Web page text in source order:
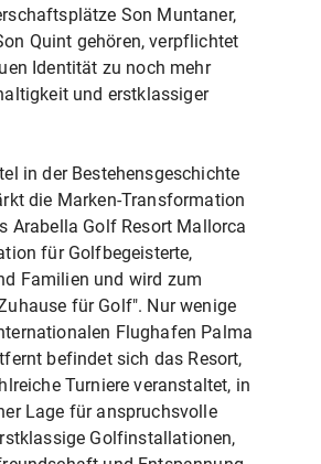
Son Muntaner,
Quint gehören, verpflichtet
Identität zu noch mehr
und erstklassiger
in der Bestehensgeschichte
die Marken-Transformation
Arabella Golf Resort Mallorca
für Golfbegeisterte,
Familien und wird zum
für Golf". Nur wenige
Flughafen Palma
befindet sich das Resort,
Turniere veranstaltet, in
Lage für anspruchsvolle
Golfinstallationen,